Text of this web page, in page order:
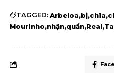
TAGGED:Arbeloa bị chia
Mourinho nhận quần Real